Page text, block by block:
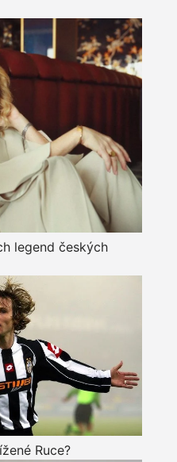
legend českých
Ruce?